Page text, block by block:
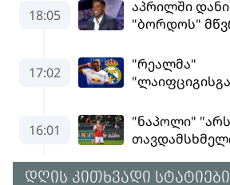
დღის კითხვადი სტატიები